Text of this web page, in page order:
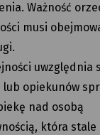
Ważność
musi
uwzględnia
lub opiekunów
nad osobą
która